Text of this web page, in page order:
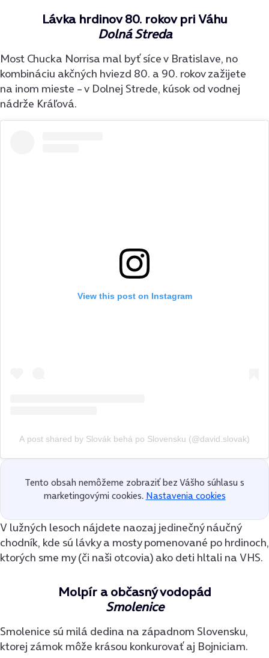
Lávka hrdinov 80. rokov pri Váhu
Dolná Streda
Most Chucka Norrisa mal byť síce v Bratislave, no
kombináciu akčných hviezd 80. a 90. rokov zažijete
na inom mieste – v Dolnej Strede, kúsok od vodnej
nádrže Kráľová.
View this post on Instagram
A post shared by Slovák behá po Slovensku (@david.slovak)
Tento obsah nemôžeme zobraziť bez Vášho súhlasu s
marketingovými cookies. Nastavenia cookies
V lužných lesoch nájdete naozaj jedinečný náučný
chodník, kde sú lávky a mosty pomenované po hrdinoch,
ktorých sme my (či naši otcovia) ako deti hltali na VHS.
Molpír a občasný vodopád
Smolenice
Smolenice sú milá dedina na západnom Slovensku,
ktorej zámok môže krásou konkurovať aj Bojniciam.